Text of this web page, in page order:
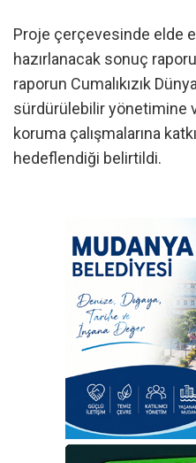
Proje çerçevesinde elde
hazırlanacak sonuç
raporun Cumalıkızık Dünya
sürdürülebilir yönetimine
koruma çalışmalarına
hedeflendiği belirtildi.